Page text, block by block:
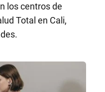
los centros de
Total en Cali,